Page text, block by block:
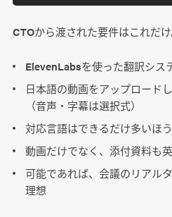
CTOから渡された要件はこれだけ
ElevenLabsを使った翻訳シス
日本語の動画をアップロード
（音声・字幕は選択式）
対応言語はできるだけ多いほ
動画だけでなく、添付資料も
可能であれば、会議のリアル
理想